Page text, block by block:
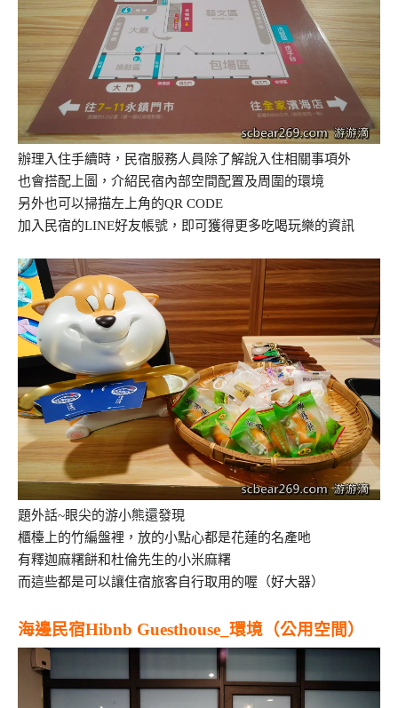
辦理入住手續時，民宿服務人員除了解說入住相關事項外
也會搭配上圖，介紹民宿內部空間配置及周圍的環境
另外也可以掃描左上角的QR CODE
加入民宿的LINE好友帳號，即可獲得更多吃喝玩樂的資訊
題外話~眼尖的游小熊還發現
櫃檯上的竹編盤裡，放的小點心都是花蓮的名產吔
有釋迦麻糬餅和杜倫先生的小米麻糬
而這些都是可以讓住宿旅客自行取用的喔（好大器）
海邊民宿Hibnb Guesthouse_環境（公用空間）